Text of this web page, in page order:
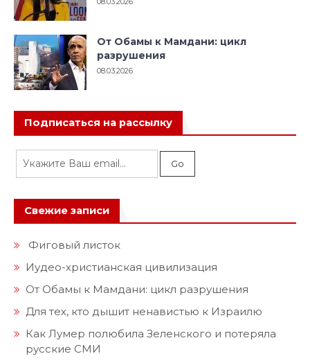
От Обамы к Мамдани: цикл
разрушения
08.03.2026
Подписаться на рассылку
Свежие записи
Фиговый листок
Иудео-христианская цивилизация
От Обамы к Мамдани: цикл разрушения
Для тех, кто дышит ненавистью к Израилю
Как Лумер полюбила Зеленского и потеряла
русские СМИ